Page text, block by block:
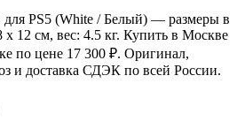
для PS5 (White / Белый) — размеры в
12 см, вес: 4.5 кг. Купить в Москве
по цене 17 300 ₽. Оригинал,
и доставка СДЭК по всей России.